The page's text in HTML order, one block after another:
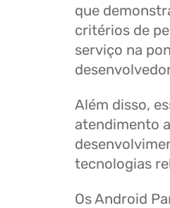
que
critérios de
serviço na
Além disso,
atendimento
tecnologias
Os Android